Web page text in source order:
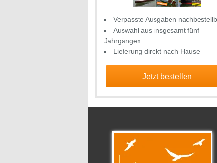
Verpasste Ausgaben
Auswahl aus insgesamt fünf
Jahrgängen
Lieferung direkt nach Hause
Jetzt bestellen